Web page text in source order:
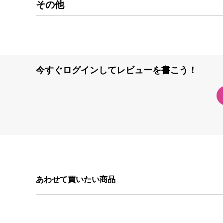
その他
今すぐログインしてレビューを書こう！
あわせて買いたい商品